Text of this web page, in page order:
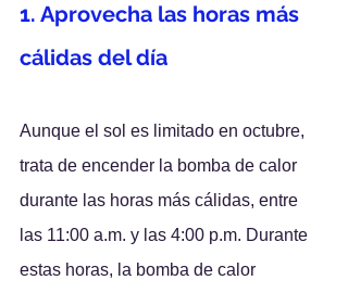
1. Aprovecha las horas más
cálidas del día
Aunque el sol es limitado en octubre,
trata de encender la bomba de calor
durante las horas más cálidas, entre
las 11:00 a.m. y las 4:00 p.m. Durante
estas horas, la bomba de calor